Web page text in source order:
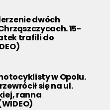
dwóch
15-
trafili do
w Opolu.
się na ul.
ranna